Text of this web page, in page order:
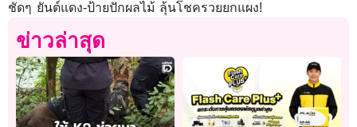
ชัดๆ ยันต์แดง-ป้ายปักผลไม้ ลุ้นโชครวยยกแผง!
ข่าวล่าสุด